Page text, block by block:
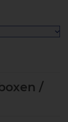
/